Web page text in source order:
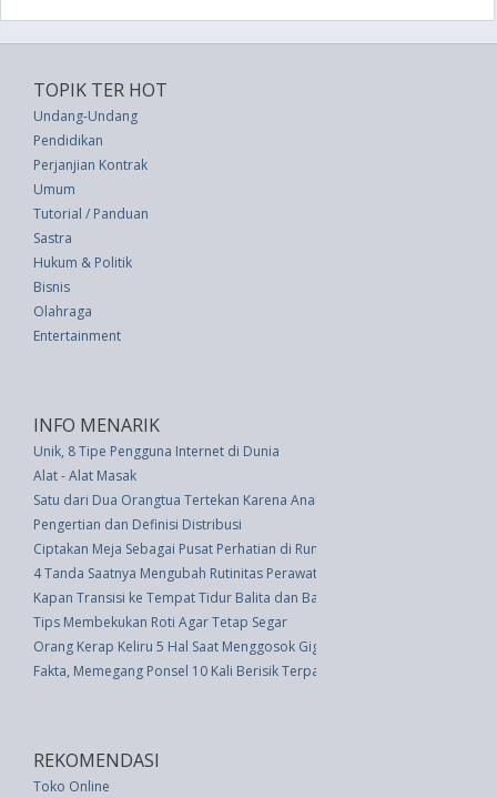
TOPIK TER HOT
Undang-Undang
Pendidikan
Perjanjian Kontrak
Umum
Tutorial / Panduan
Sastra
Hukum & Politik
Bisnis
Olahraga
Entertainment
INFO MENARIK
Unik, 8 Tipe Pengguna Internet di Dunia
Alat - Alat Masak
Satu dari Dua Orangtua Tertekan Karena Anak Memilih Tempat Liburan
Pengertian dan Definisi Distribusi
Ciptakan Meja Sebagai Pusat Perhatian di Rumah
4 Tanda Saatnya Mengubah Rutinitas Perawatan Kulit Anda
Kapan Transisi ke Tempat Tidur Balita dan Bagaimana Melakukannya
Tips Membekukan Roti Agar Tetap Segar
Orang Kerap Keliru 5 Hal Saat Menggosok Gigi
Fakta, Memegang Ponsel 10 Kali Berisik Terpapar Kuman Dari Toilet
REKOMENDASI
Toko Online